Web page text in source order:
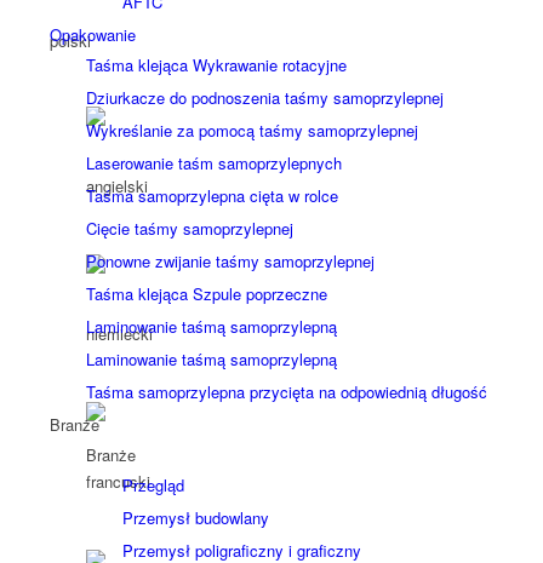
Opakowanie
Taśma klejąca Wykrawanie rotacyjne
Dziurkacze do podnoszenia taśmy samoprzylepnej
Wykreślanie za pomocą taśmy samoprzylepnej
Laserowanie taśm samoprzylepnych
Taśma samoprzylepna cięta w rolce
Cięcie taśmy samoprzylepnej
Ponowne zwijanie taśmy samoprzylepnej
Taśma klejąca Szpule poprzeczne
Laminowanie taśmą samoprzylepną
Laminowanie taśmą samoprzylepną
Taśma samoprzylepna przycięta na odpowiednią długość
Branże
Branże
Przegląd
Przemysł budowlany
Przemysł poligraficzny i graficzny